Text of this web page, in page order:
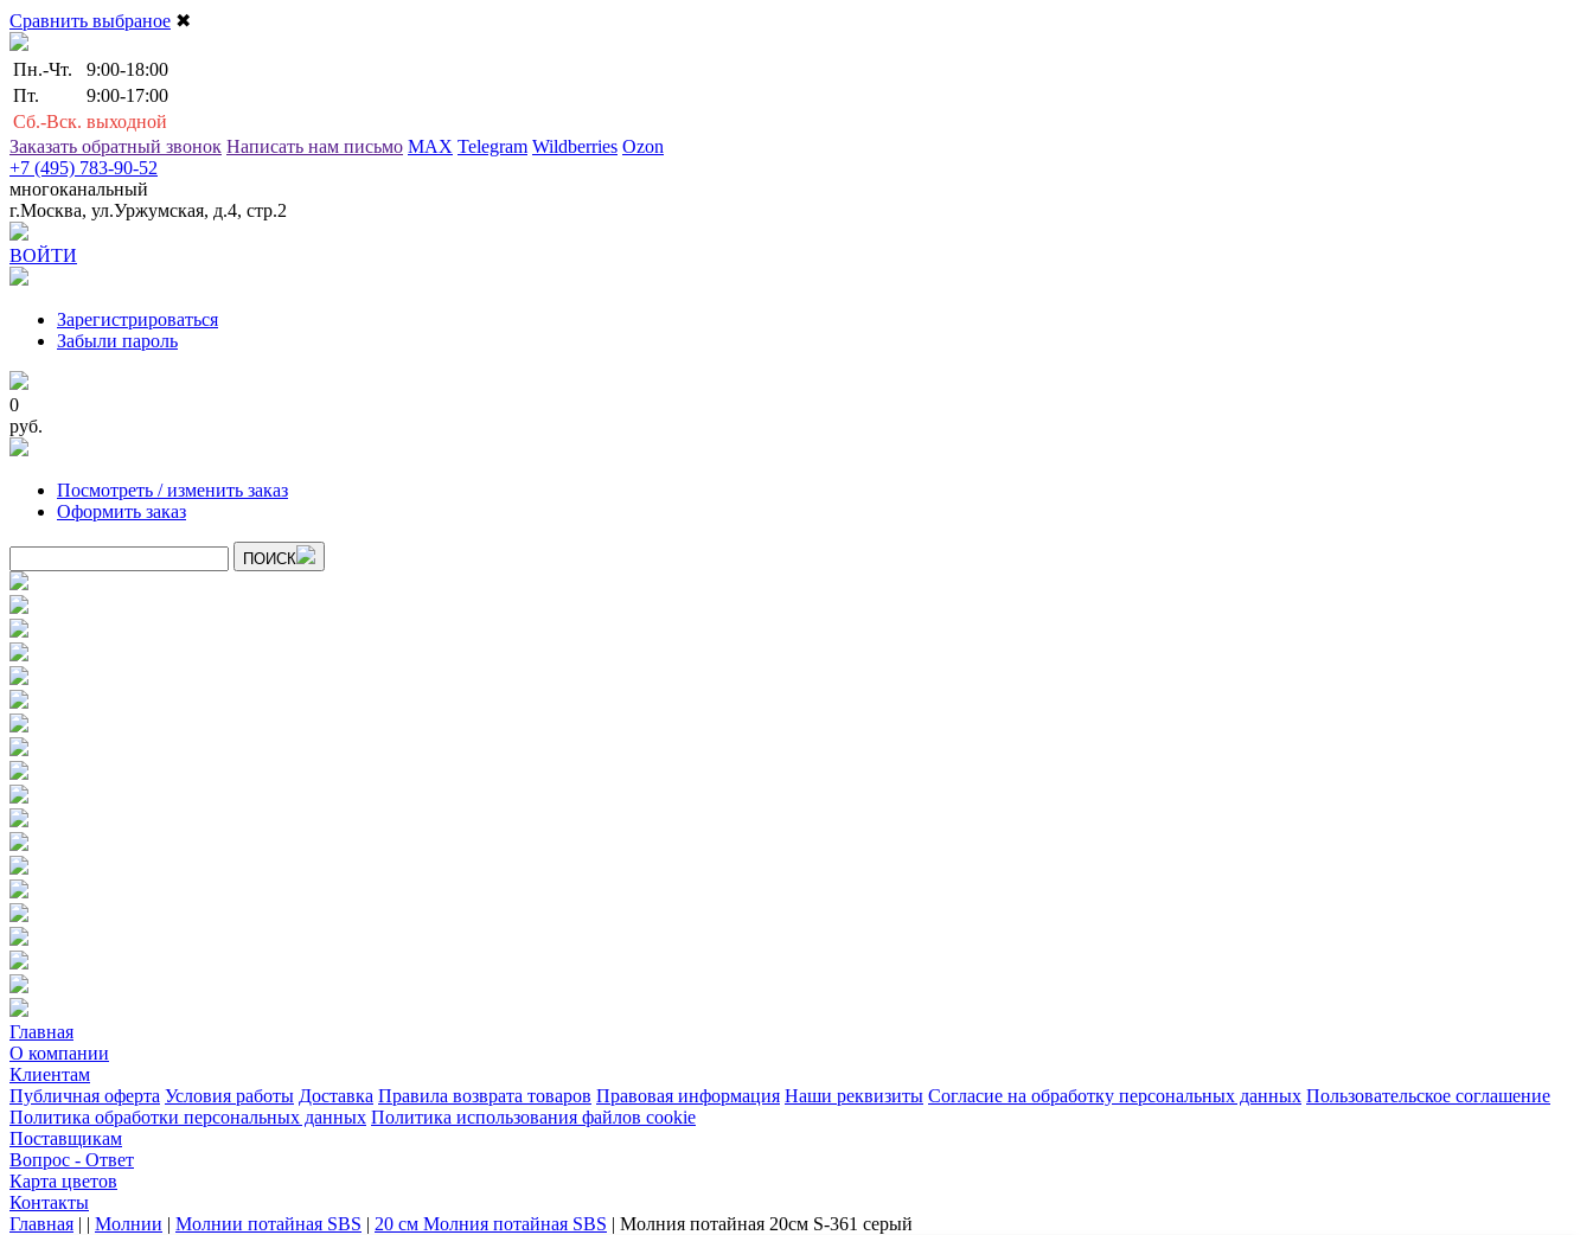
Сравнить выбраное ✖
Пн.-Чт.
9:00-18:00
Пт.
9:00-17:00
Сб.-Вск. выходной
Заказать обратный звонок Написать нам письмо MAX Telegram Wildberries Ozon
+7 (495) 783-90-52
многоканальный
г.Москва, ул.Уржумская, д.4, стр.2
ВОЙТИ
Зарегистрироваться
Забыли пароль
0
руб.
Посмотреть / изменить заказ
Оформить заказ
ПОИСК
Главная
О компании
Клиентам
Публичная оферта Условия работы Доставка Правила возврата товаров Правовая информация Наши реквизиты Согласие на обработку персональных данных Пользовательское соглашение
Политика обработки персональных данных Политика использования файлов cookie
Поставщикам
Вопрос - Ответ
Карта цветов
Контакты
Главная | | Молнии | Молнии потайная SBS | 20 см Молния потайная SBS | Молния потайная 20см S-361 серый